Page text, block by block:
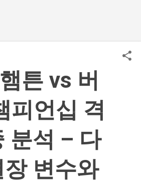
튼 vs 버
피언십 격
분석 – 다
변수와